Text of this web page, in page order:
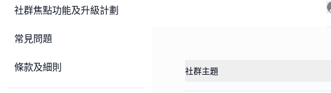
社群焦點功能及升級計劃
常見問題
條款及細則 社群主題